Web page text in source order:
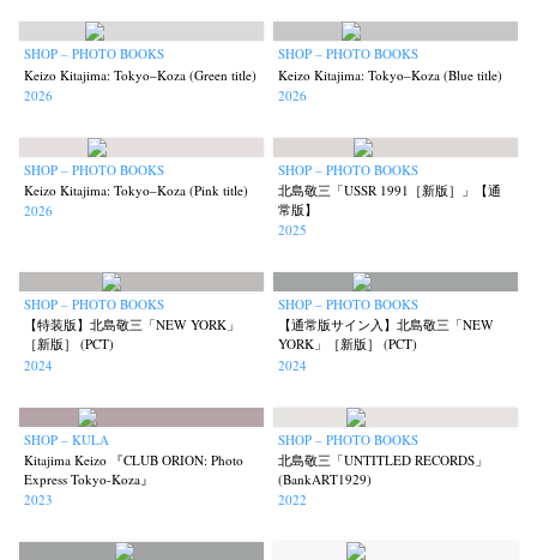
Terms & Privacy Policy Bookstores Newsletter
Akifumi Tanaka (7) Fumikiyo Nagamachi (27) Kazumichi Hashimoto (6)
Keiko Sasaoka
Nana Kakuda (61) Naoki Ohji (66) Naonori Oshima (38) Nick Haymes (5)
Park (7) photographers' gallery File (16) photographers’ gallery press (14)
Postwar and Shōwa-Era (2) Publication
Special Exhibitions (60) Takuro Yoneda (44) Tomonori Ryu (15)
Untitled Records (41) Workshop Yu Shinoda (7) Yuki Kasama (9)
SHOP – PHOTO BOOKS
Keizo Kitajima: Tokyo–Koza (Green title)
2026
SHOP – PHOTO BOOKS
Keizo Kitajima: Tokyo–Koza (Blue title)
2026
SHOP – PHOTO BOOKS
Keizo Kitajima: Tokyo–Koza (Pink title)
2026
SHOP – PHOTO BOOKS
北島敬三「USSR 1991［新版］」【通
常版】
2025
SHOP – PHOTO BOOKS
【特装版】北島敬三「NEW YORK」
［新版］ (PCT)
2024
SHOP – PHOTO BOOKS
【通常版サイン入】北島敬三「NEW
YORK」［新版］ (PCT)
2024
SHOP – KULA
Kitajima Keizo 『CLUB ORION: Photo
Express Tokyo-Koza』
2023
SHOP – PHOTO BOOKS
北島敬三「UNTITLED RECORDS」
(BankART1929)
2022